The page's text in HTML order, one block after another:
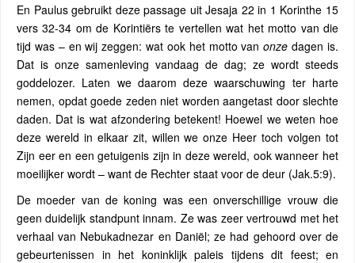
En Paulus gebruikt deze passage uit Jesaja 22 in 1 Korinthe 15
vers 32-34 om de Korintiërs te vertellen wat het motto van die
tijd was – en wij zeggen: wat ook het motto vanonzedagen is.
Dat is onze samenleving vandaag de dag; ze wordt steeds
goddelozer. Laten we daarom deze waarschuwing ter harte
nemen, opdat goede zeden niet worden aangetast door slechte
daden. Dat is wat afzondering betekent! Hoewel we weten hoe
deze wereld in elkaar zit, willen we onze Heer toch volgen tot
Zijn eer en een getuigenis zijn in deze wereld, ook wanneer het
moeilijker wordt – want de Rechter staat voor de deur (Jak.5:9).
De moeder van de koning was een onverschillige vrouw die
geen duidelijk standpunt innam. Ze was zeer vertrouwd met het
verhaal van Nebukadnezar en Daniël; ze had gehoord over de
gebeurtenissen in het koninklijk paleis tijdens dit feest; en